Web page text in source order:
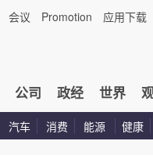
会议 Promotion 应用下载
公司 政经 世界
汽车 消费 能源 健康